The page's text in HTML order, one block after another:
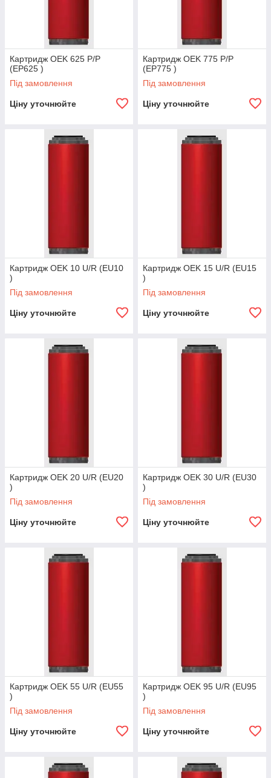
Картридж OEK 625 P/P
(EP625 )
Під замовлення
Ціну уточнюйте
Картридж OEK 775 P/P
(EP775 )
Під замовлення
Ціну уточнюйте
Картридж OEK 10 U/R (EU10
)
Під замовлення
Ціну уточнюйте
Картридж OEK 15 U/R (EU15
)
Під замовлення
Ціну уточнюйте
Картридж OEK 20 U/R (EU20
)
Під замовлення
Ціну уточнюйте
Картридж OEK 30 U/R (EU30
)
Під замовлення
Ціну уточнюйте
Картридж OEK 55 U/R (EU55
)
Під замовлення
Ціну уточнюйте
Картридж OEK 95 U/R (EU95
)
Під замовлення
Ціну уточнюйте